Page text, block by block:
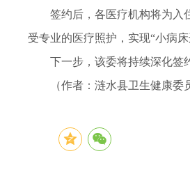
签约后，各医疗机构将为入
受专业的医疗照护，实现“小病床
下一步，该委将持续深化签
（作者：涟水县卫生健康委